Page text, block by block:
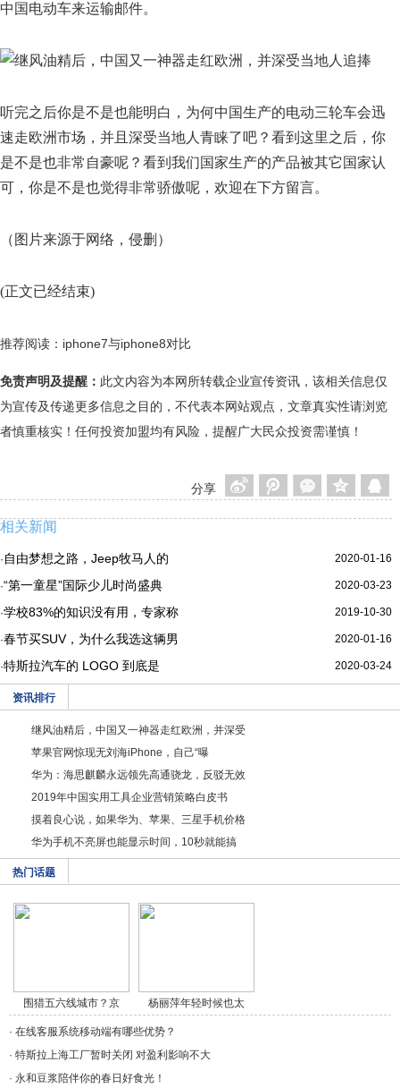
中国电动车来运输邮件。
听完之后你是不是也能明白，为何中国生产的电动三轮车会迅
速走欧洲市场，并且深受当地人青睐了吧？看到这里之后，你
是不是也非常自豪呢？看到我们国家生产的产品被其它国家认
可，你是不是也觉得非常骄傲呢，欢迎在下方留言。
（图片来源于网络，侵删）
(正文已经结束)
推荐阅读： iphone7与iphone8对比
免责声明及提醒： 此文内容为本网所转载企业宣传资讯，该相关信息仅
为宣传及传递更多信息之目的，不代表本网站观点，文章真实性请浏览
者慎重核实！任何投资加盟均有风险，提醒广大民众投资需谨慎！
分享
相关新闻
2020-01-16
· 自由梦想之路，Jeep牧马人的
2020-03-23
·“第一童星”国际少儿时尚盛典
2019-10-30
·学校83%的知识没有用，专家称
2020-01-16
·春节买SUV，为什么我选这辆男
2020-03-24
·特斯拉汽车的 LOGO 到底是
资讯排行
继风油精后，中国又一神器走红欧洲，并深受
苹果官网惊现无刘海iPhone，自己“曝
华为：海思麒麟永远领先高通骁龙，反驳无效
2019年中国实用工具企业营销策略白皮书
摸着良心说，如果华为、苹果、三星手机价格
华为手机不亮屏也能显示时间，10秒就能搞
热门话题
围猎五六线城市？京
东/a>
杨丽萍年轻时候也太
· 在线客服系统移动端有哪些优势？
· 特斯拉上海工厂暂时关闭 对盈利影响不大
· 永和豆浆陪伴你的春日好食光！